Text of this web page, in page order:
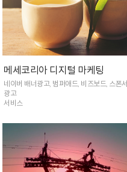
메세코리아 디지털 마케팅
네이버 배너광고, 범퍼애드, 비즈보드, 스폰서
광고
서비스